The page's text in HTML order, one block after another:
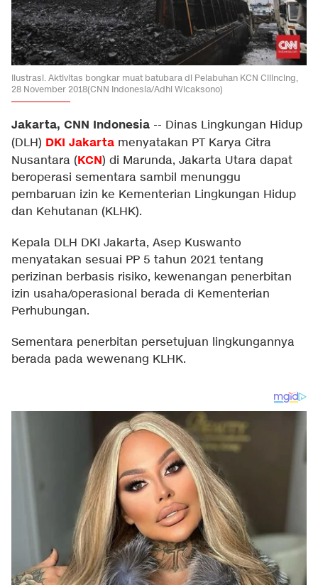
Ilustrasi. Aktivitas bongkar muat batubara di Pelabuhan KCN Cilincing,
28 November 2018(CNN Indonesia/Adhi Wicaksono)
Jakarta, CNN Indonesia -- Dinas Lingkungan Hidup
(DLH) DKI Jakarta menyatakan PT Karya Citra
Nusantara (KCN) di Marunda, Jakarta Utara dapat
beroperasi sementara sambil menunggu
pembaruan izin ke Kementerian Lingkungan Hidup
dan Kehutanan (KLHK).
Kepala DLH DKI Jakarta, Asep Kuswanto
menyatakan sesuai PP 5 tahun 2021 tentang
perizinan berbasis risiko, kewenangan penerbitan
izin usaha/operasional berada di Kementerian
Perhubungan.
Sementara penerbitan persetujuan lingkungannya
berada pada wewenang KLHK.